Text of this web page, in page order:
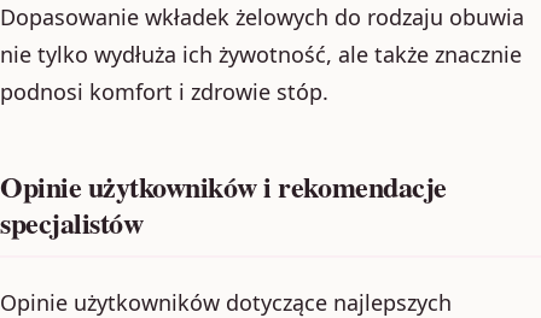
Dopasowanie wkładek żelowych do rodzaju obuwia
nie tylko wydłuża ich żywotność, ale także znacznie
podnosi komfort i zdrowie stóp.
Opinie użytkowników i rekomendacje
specjalistów
Opinie użytkowników dotyczące najlepszych